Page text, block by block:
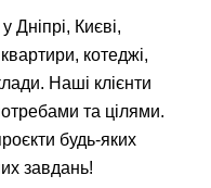
Дніпрі, Києві,
котеджі,
Наші клієнти
та цілями.
будь-яких
завдань!
за
на сайті) або